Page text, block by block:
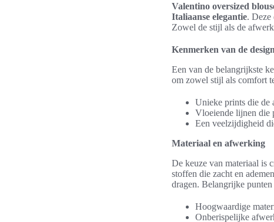
Valentino oversized
Italiaanse elegantie. Deze
Zowel de stijl als de
Kenmerken van de
Een van de belangrijkste
om zowel stijl als comfort
Unieke prints die de
Vloeiende lijnen die
Een veelzijdigheid
Materiaal en afwerking
De keuze van materiaal is
stoffen die zacht en
dragen. Belangrijke
Hoogwaardige
Onberispelijke